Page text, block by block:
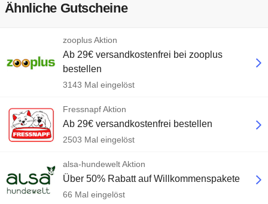
Ähnliche Gutscheine
zooplus Aktion
Ab 29€ versandkostenfrei bei zooplus
bestellen
3143 Mal eingelöst
Fressnapf Aktion
Ab 29€ versandkostenfrei bestellen
2503 Mal eingelöst
alsa-hundewelt Aktion
Über 50% Rabatt auf Willkommenspakete
66 Mal eingelöst